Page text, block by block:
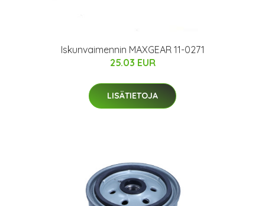
Iskunvaimennin MAXGEAR 11-0271
25.03 EUR
LISÄTIETOJA